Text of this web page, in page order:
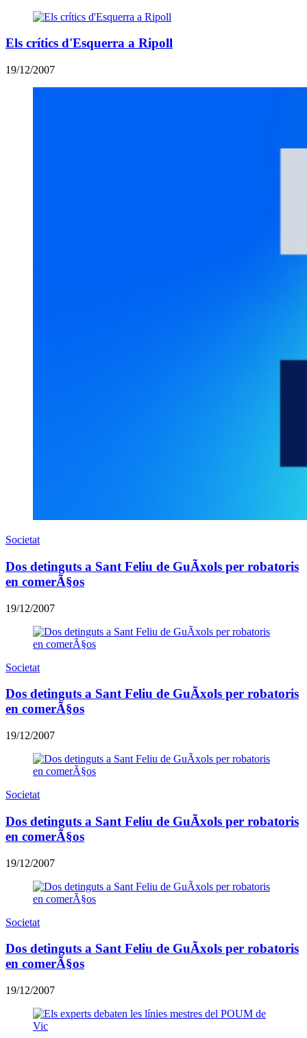
Els crítics d'Esquerra a Ripoll
19/12/2007
Societat
Dos detinguts a Sant Feliu de GuÃ­xols per robatoris
en comerÃ§os
19/12/2007
Societat
Dos detinguts a Sant Feliu de GuÃ­xols per robatoris
en comerÃ§os
19/12/2007
Societat
Dos detinguts a Sant Feliu de GuÃ­xols per robatoris
en comerÃ§os
19/12/2007
Societat
Dos detinguts a Sant Feliu de GuÃ­xols per robatoris
en comerÃ§os
19/12/2007